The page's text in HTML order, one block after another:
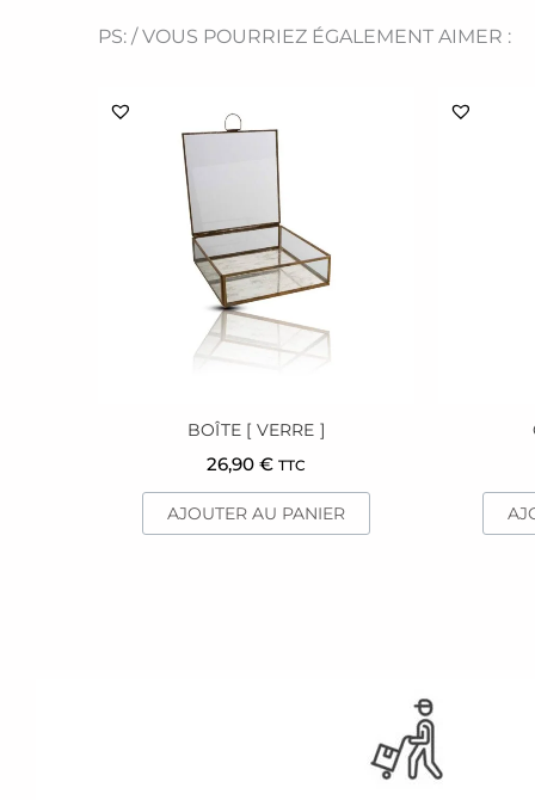
PS: / VOUS POURRIEZ ÉGALEMENT AIMER :
BOÎTE [ VERRE ]
26,90 € TTC
AJOUTER AU PANIER